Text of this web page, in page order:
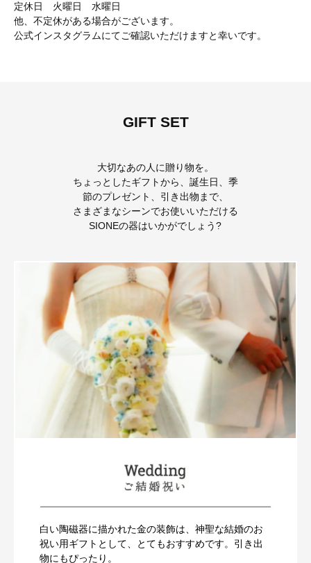
定休日 火曜日 水曜日
他、不定休がある場合がございます。
公式インスタグラムにてご確認いただけますと幸いです。
GIFT SET
大切なあの人に贈り物を。
ちょっとしたギフトから、誕生日、季
節のプレゼント、引き出物まで、
さまざまなシーンでお使いいただける
SIONEの器はいかがでしょう?
白い陶磁器に描かれた金の装飾は、神聖な結婚のお
祝い用ギフトとして、とてもおすすめです。引き出
物にもぴったり。